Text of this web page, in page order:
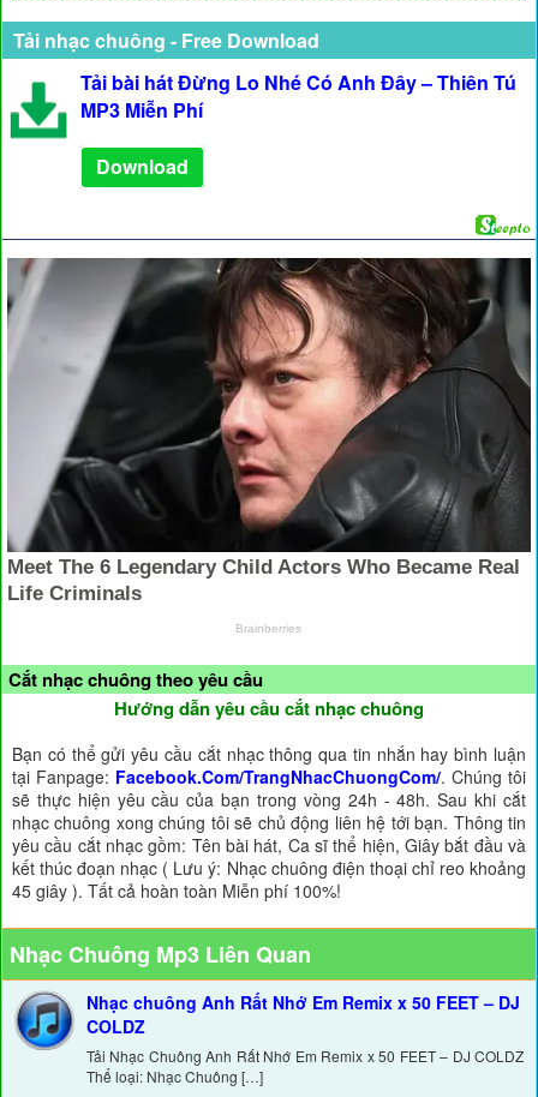
Tải nhạc chuông - Free Download
Tải bài hát Đừng Lo Nhé Có Anh Đây – Thiên Tú
MP3 Miễn Phí
Download
Cắt nhạc chuông theo yêu cầu
Hướng dẫn yêu cầu cắt nhạc chuông
Bạn có thể gửi yêu cầu cắt nhạc thông qua tin nhắn hay bình luận
tại Fanpage: Facebook.Com/TrangNhacChuongCom/. Chúng tôi
sẽ thực hiện yêu cầu của bạn trong vòng 24h - 48h. Sau khi cắt
nhạc chuông xong chúng tôi sẽ chủ động liên hệ tới bạn. Thông tin
yêu cầu cắt nhạc gồm: Tên bài hát, Ca sĩ thể hiện, Giây bắt đầu và
kết thúc đoạn nhạc ( Lưu ý: Nhạc chuông điện thoại chỉ reo khoảng
45 giây ). Tất cả hoàn toàn Miễn phí 100%!
Nhạc Chuông Mp3 Liên Quan
Nhạc chuông Anh Rất Nhớ Em Remix x 50 FEET – DJ
COLDZ
Tải Nhạc Chuông Anh Rất Nhớ Em Remix x 50 FEET – DJ COLDZ
Thể loại: Nhạc Chuông […]